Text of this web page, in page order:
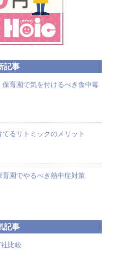
記事
保育園で気を付けるべき食中毒
るリトミックのメリット
園でやるべき熱中症対策
記事
比較